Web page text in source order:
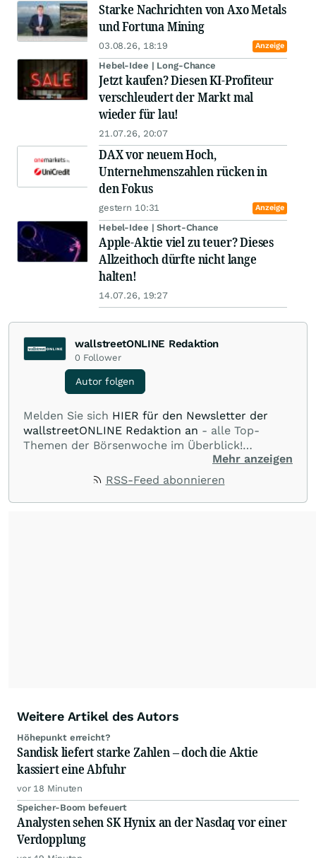
Starke Nachrichten von Axo Metals
und Fortuna Mining
03.08.26, 18:19 Anzeige
Hebel-Idee | Long-Chance
Jetzt kaufen? Diesen KI-Profiteur
verschleudert der Markt mal
wieder für lau!
21.07.26, 20:07
DAX vor neuem Hoch,
Unternehmenszahlen rücken in
den Fokus
gestern 10:31 Anzeige
Hebel-Idee | Short-Chance
Apple-Aktie viel zu teuer? Dieses
Allzeithoch dürfte nicht lange
halten!
14.07.26, 19:27
wallstreetONLINE Redaktion
0 Follower
Autor folgen
Melden Sie sich HIER für den Newsletter der
wallstreetONLINE Redaktion an - alle Top-
Themen der Börsenwoche im Überblick!
Verpassen Sie kein wichtiges Anleger-Thema!Für
Beiträge auf diesem journalistischen Channel ist
Redaktion verantwortlich. Die Fachjournalisten
Mehr anzeigen
RSS-Feed abonnieren
Weitere Artikel des Autors
Höhepunkt erreicht?
Sandisk liefert starke Zahlen – doch die Aktie
kassiert eine Abfuhr
vor 18 Minuten
Speicher-Boom befeuert
Analysten sehen SK Hynix an der Nasdaq vor einer
Verdopplung